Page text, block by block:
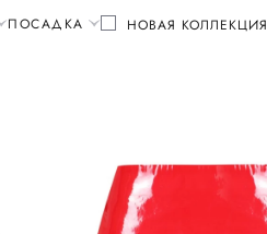
ПОСАДКА НОВАЯ КОЛЛЕКЦИЯ